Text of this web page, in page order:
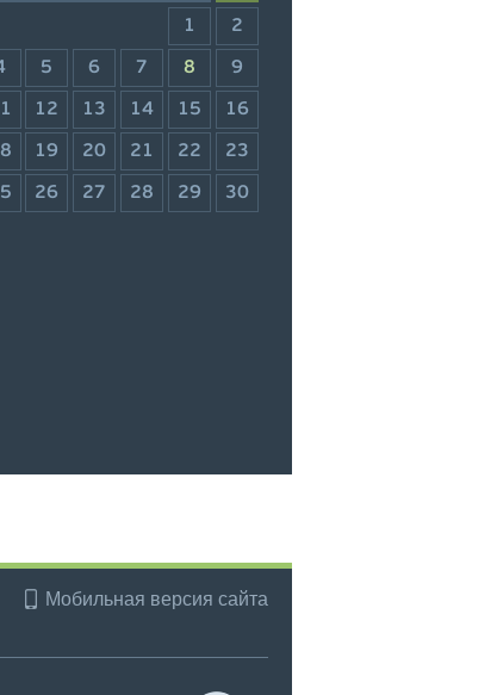
1 2
5 6 7 8 9
12 13 14 15 16
19 20 21 22 23
26 27 28 29 30
Мобильная версия сайта